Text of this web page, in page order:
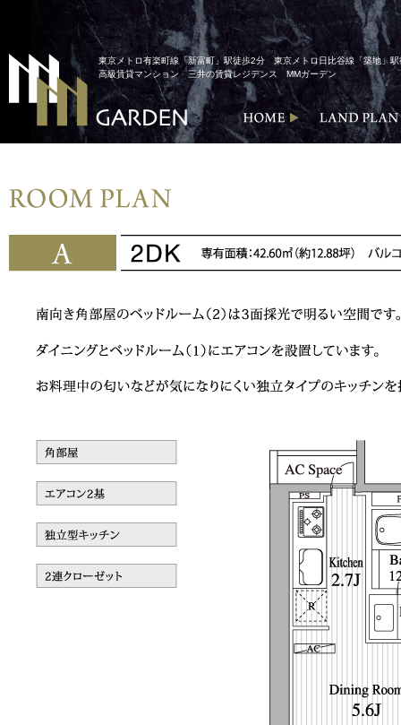
東京メトロ有楽町線「新富町」駅徒歩2分 東京メトロ日比谷線「築地」駅
高級賃貸マンション 三井の賃貸レジデンス MMガーデン